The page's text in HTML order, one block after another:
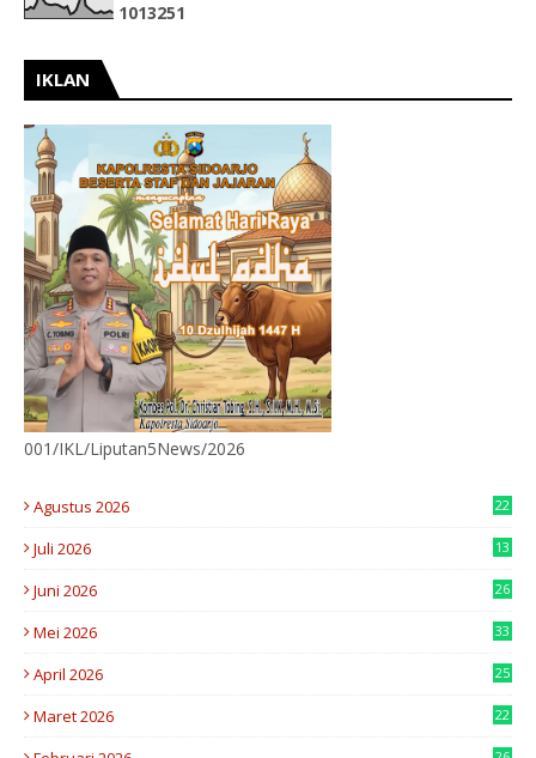
1013251
IKLAN
001/IKL/Liputan5News/2026
Agustus 2026 22
Juli 2026
13
Juni 2026
26
Mei 2026
33
April 2026
25
Maret 2026
22